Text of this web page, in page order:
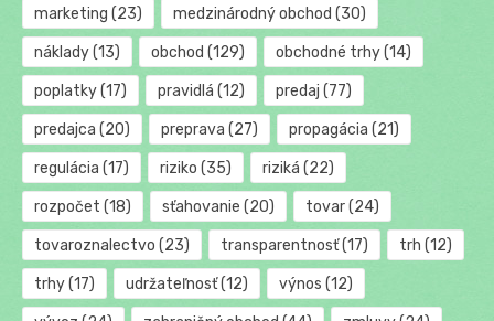
marketing (23) medzinárodný obchod (30)
náklady(13) obchod (129) obchodné trhy(14)
poplatky(17) pravidlá (12) predaj (77)
predajca (20) preprava (27) propagácia (21)
regulácia (17) riziko (35) riziká (22)
rozpočet (18) sťahovanie (20) tovar(24)
tovaroznalectvo (23) transparentnosť(17) trh (12)
trhy(17) udržateľnosť(12) výnos (12)